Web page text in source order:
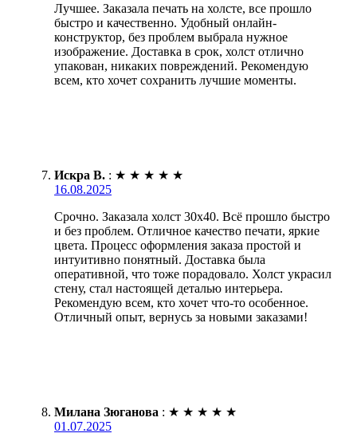
Лучшее. Заказала печать на холсте, все прошло
быстро и качественно. Удобный онлайн-
конструктор, без проблем выбрала нужное
изображение. Доставка в срок, холст отлично
упакован, никаких повреждений. Рекомендую
всем, кто хочет сохранить лучшие моменты.
Искра В. : ★ ★ ★ ★ ★
16.08.2025
Срочно. Заказала холст 30х40. Всё прошло быстро
и без проблем. Отличное качество печати, яркие
цвета. Процесс оформления заказа простой и
интуитивно понятный. Доставка была
оперативной, что тоже порадовало. Холст украсил
стену, стал настоящей деталью интерьера.
Рекомендую всем, кто хочет что-то особенное.
Отличный опыт, вернусь за новыми заказами!
Милана Зюганова : ★ ★ ★ ★ ★
01.07.2025